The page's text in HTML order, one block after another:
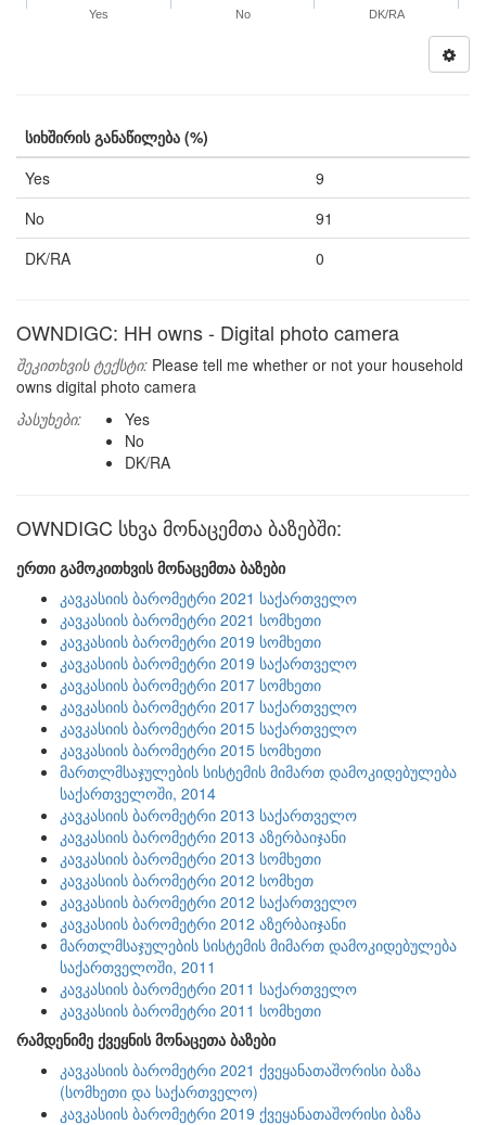
Yes
No DK/RA
სიხშირის განაწილება (%)
Yes
9
No
91
DK/RA
0
OWNDIGC: HH owns - Digital photo camera
შეკითხვის ტექსტი: Please tell me whether or not your household
owns digital photo camera
პასუხები:
Yes
No
DK/RA
OWNDIGC სხვა მონაცემთა ბაზებში:
ერთი გამოკითხვის მონაცემთა ბაზები
კავკასიის ბარომეტრი 2021 საქართველო
კავკასიის ბარომეტრი 2021 სომხეთი
კავკასიის ბარომეტრი 2019 სომხეთი
კავკასიის ბარომეტრი 2019 საქართველო
კავკასიის ბარომეტრი 2017 სომხეთი
კავკასიის ბარომეტრი 2017 საქართველო
კავკასიის ბარომეტრი 2015 საქართველო
კავკასიის ბარომეტრი 2015 სომხეთი
მართლმსაჯულების სისტემის მიმართ დამოკიდებულება
საქართველოში, 2014
კავკასიის ბარომეტრი 2013 საქართველო
კავკასიის ბარომეტრი 2013 აზერბაიჯანი
კავკასიის ბარომეტრი 2013 სომხეთი
კავკასიის ბარომეტრი 2012 სომხეთ
კავკასიის ბარომეტრი 2012 საქართველო
კავკასიის ბარომეტრი 2012 აზერბაიჯანი
მართლმსაჯულების სისტემის მიმართ დამოკიდებულება
საქართველოში, 2011
კავკასიის ბარომეტრი 2011 საქართველო
კავკასიის ბარომეტრი 2011 სომხეთი
რამდენიმე ქვეყნის მონაცეთა ბაზები
კავკასიის ბარომეტრი 2021 ქვეყანათაშორისი ბაზა
(სომხეთი და საქართველო)
კავკასიის ბარომეტრი 2019 ქვეყანათაშორისი ბაზა